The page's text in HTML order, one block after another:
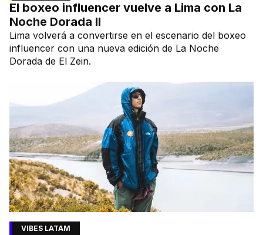
El boxeo influencer vuelve a Lima con La
Noche Dorada II
Lima volverá a convertirse en el escenario del boxeo
influencer con una nueva edición de La Noche
Dorada de El Zein.
VIBES LATAM